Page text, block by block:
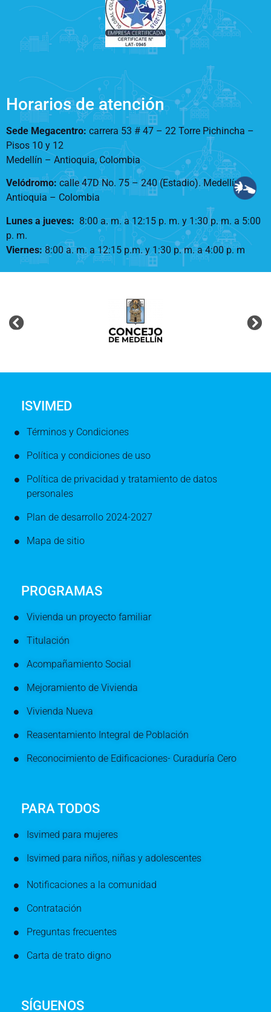
Horarios de atención
Sede Megacentro: carrera 53 # 47 – 22 Torre Pichincha –
Pisos 10 y 12
Medellín – Antioquia, Colombia
Velódromo: calle 47D No. 75 – 240 (Estadio). Medellín –
Antioquia – Colombia
Lunes a jueves: 8:00 a. m. a 12:15 p. m. y 1:30 p. m. a 5:00
p. m.
Viernes:8:00 a. m. a 12:15 p.m. y 1:30 p. m. a 4:00 p. m
ISVIMED
Términos y Condiciones
Política y condiciones de uso
Política de privacidad y tratamiento de datos
personales
Plan de desarrollo 2024-2027
Mapa de sitio
PROGRAMAS
Vivienda un proyecto familiar
Titulación
Acompañamiento Social
Mejoramiento de Vivienda
Vivienda Nueva
Reasentamiento Integral de Población
Reconocimiento de Edificaciones- Curaduría Cero
PARA TODOS
Isvimed para mujeres
Isvimed para niños, niñas y adolescentes
Notificaciones a la comunidad
Contratación
Preguntas frecuentes
Carta de trato digno
SÍGUENOS